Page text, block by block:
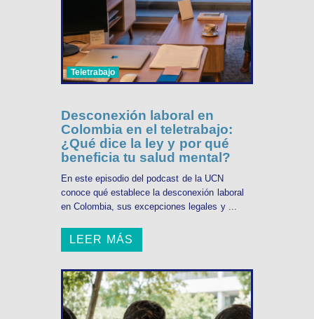
Teletrabajo
Desconexión laboral en
Colombia en el teletrabajo:
¿Qué dice la ley y por qué
beneficia tu salud mental?
En este episodio del podcast de la UCN
conoce qué establece la desconexión laboral
en Colombia, sus excepciones legales y ...
LEER MÁS